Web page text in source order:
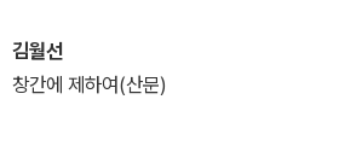
김월선
창간에 제하여(산문)